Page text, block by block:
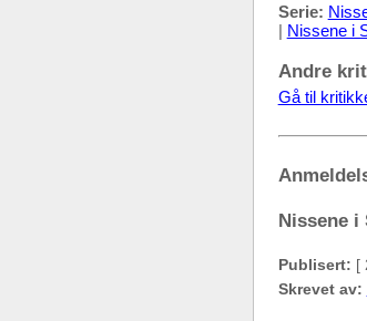
Serie:
| Nissene i
Andre
Gå til
Nissene i
Publisert: [
Skrevet av: